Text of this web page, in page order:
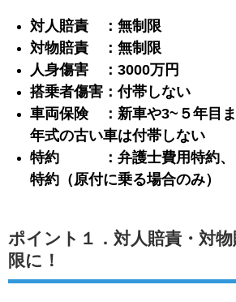
対人賠責 ：無制限
対物賠責 ：無制限
人身傷害 ：3000万円
搭乗者傷害：付帯しない
車両保険 ：新車や3~５年目ま
年式の古い車は付帯しない
特約 ：弁護士費用特約、
特約（原付に乗る場合のみ）
ポイント１．対人賠責・対
限に！